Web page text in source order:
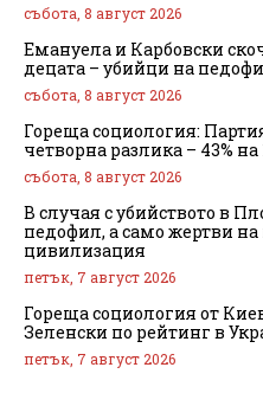
събота, 8 август 2026
Емануела и Карбовски
децата – убийци на
събота, 8 август 2026
Гореща социология:
четворна разлика – 43% на
събота, 8 август 2026
В случая с убийството в
педофил, а само жертви на
цивилизация
петък, 7 август 2026
Гореща социология от
Зеленски по рейтинг в
петък, 7 август 2026